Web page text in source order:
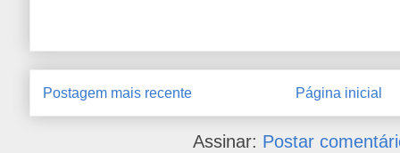
Postagem mais recente Página inicial
Assinar: Postar